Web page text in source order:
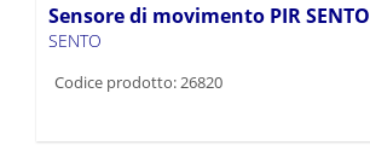
Sensore di movimento PIR SENTO
SENTO
Codice prodotto: 26820